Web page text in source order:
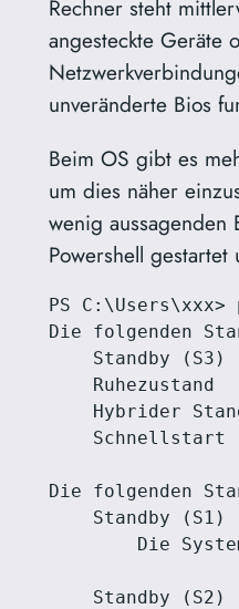
Rechner steht
angesteckte Geräte
unveränderte Bios
Beim OS gibt es
um dies näher
wenig aussagenden
Powershell gestartet
PS C:\Users\xxx>
Die folgenden
    Standby (S3)
    Ruhezustand
Hybrider
    Schnellstart
Die folgenden
    Standby (S1)
Die
    Standby (S2)